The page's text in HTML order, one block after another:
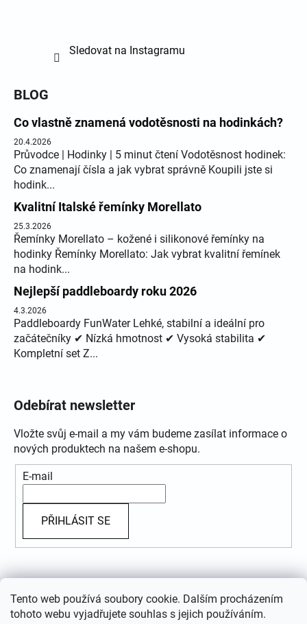
Tento web používá soubory cookie. Dalším procházením
tohoto webu vyjadřujete souhlas s jejich používáním.
Sledovat na Instagramu
BLOG
Co vlastně znamená vodotěsnosti na hodinkách?
20.4.2026
Průvodce | Hodinky | 5 minut čtení Vodotěsnost hodinek:
Co znamenají čísla a jak vybrat správně Koupili jste si
hodink...
Kvalitní Italské řemínky Morellato
25.3.2026
Řemínky Morellato – kožené i silikonové řemínky na
hodinky Řemínky Morellato: Jak vybrat kvalitní řemínek
na hodink...
Nejlepší paddleboardy roku 2026
4.3.2026
Paddleboardy FunWater Lehké, stabilní a ideální pro
začátečníky ✔ Nízká hmotnost ✔ Vysoká stabilita ✔
Kompletní set Z...
Odebírat newsletter
Vložte svůj e-mail a my vám budeme zasílat informace o
nových produktech na našem e-shopu.
E-mail
PŘIHLÁSIT SE